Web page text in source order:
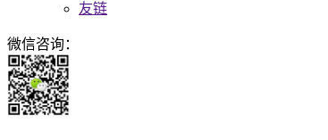
友链
微信咨询：